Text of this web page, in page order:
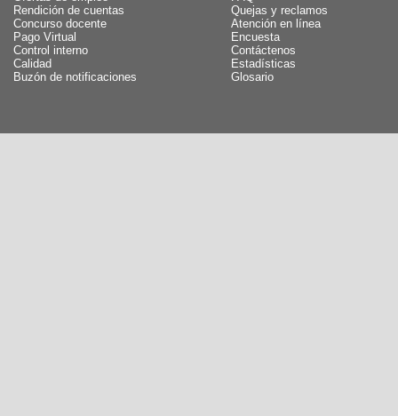
Rendición de cuentas
Concurso docente
Pago Virtual
Control interno
Calidad
Buzón de notificaciones
Quejas y reclamos
Atención en línea
Encuesta
Contáctenos
Estadísticas
Glosario